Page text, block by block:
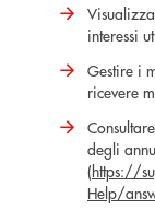
interessi
Gestire i
ricevere
degli
(https://
Help/